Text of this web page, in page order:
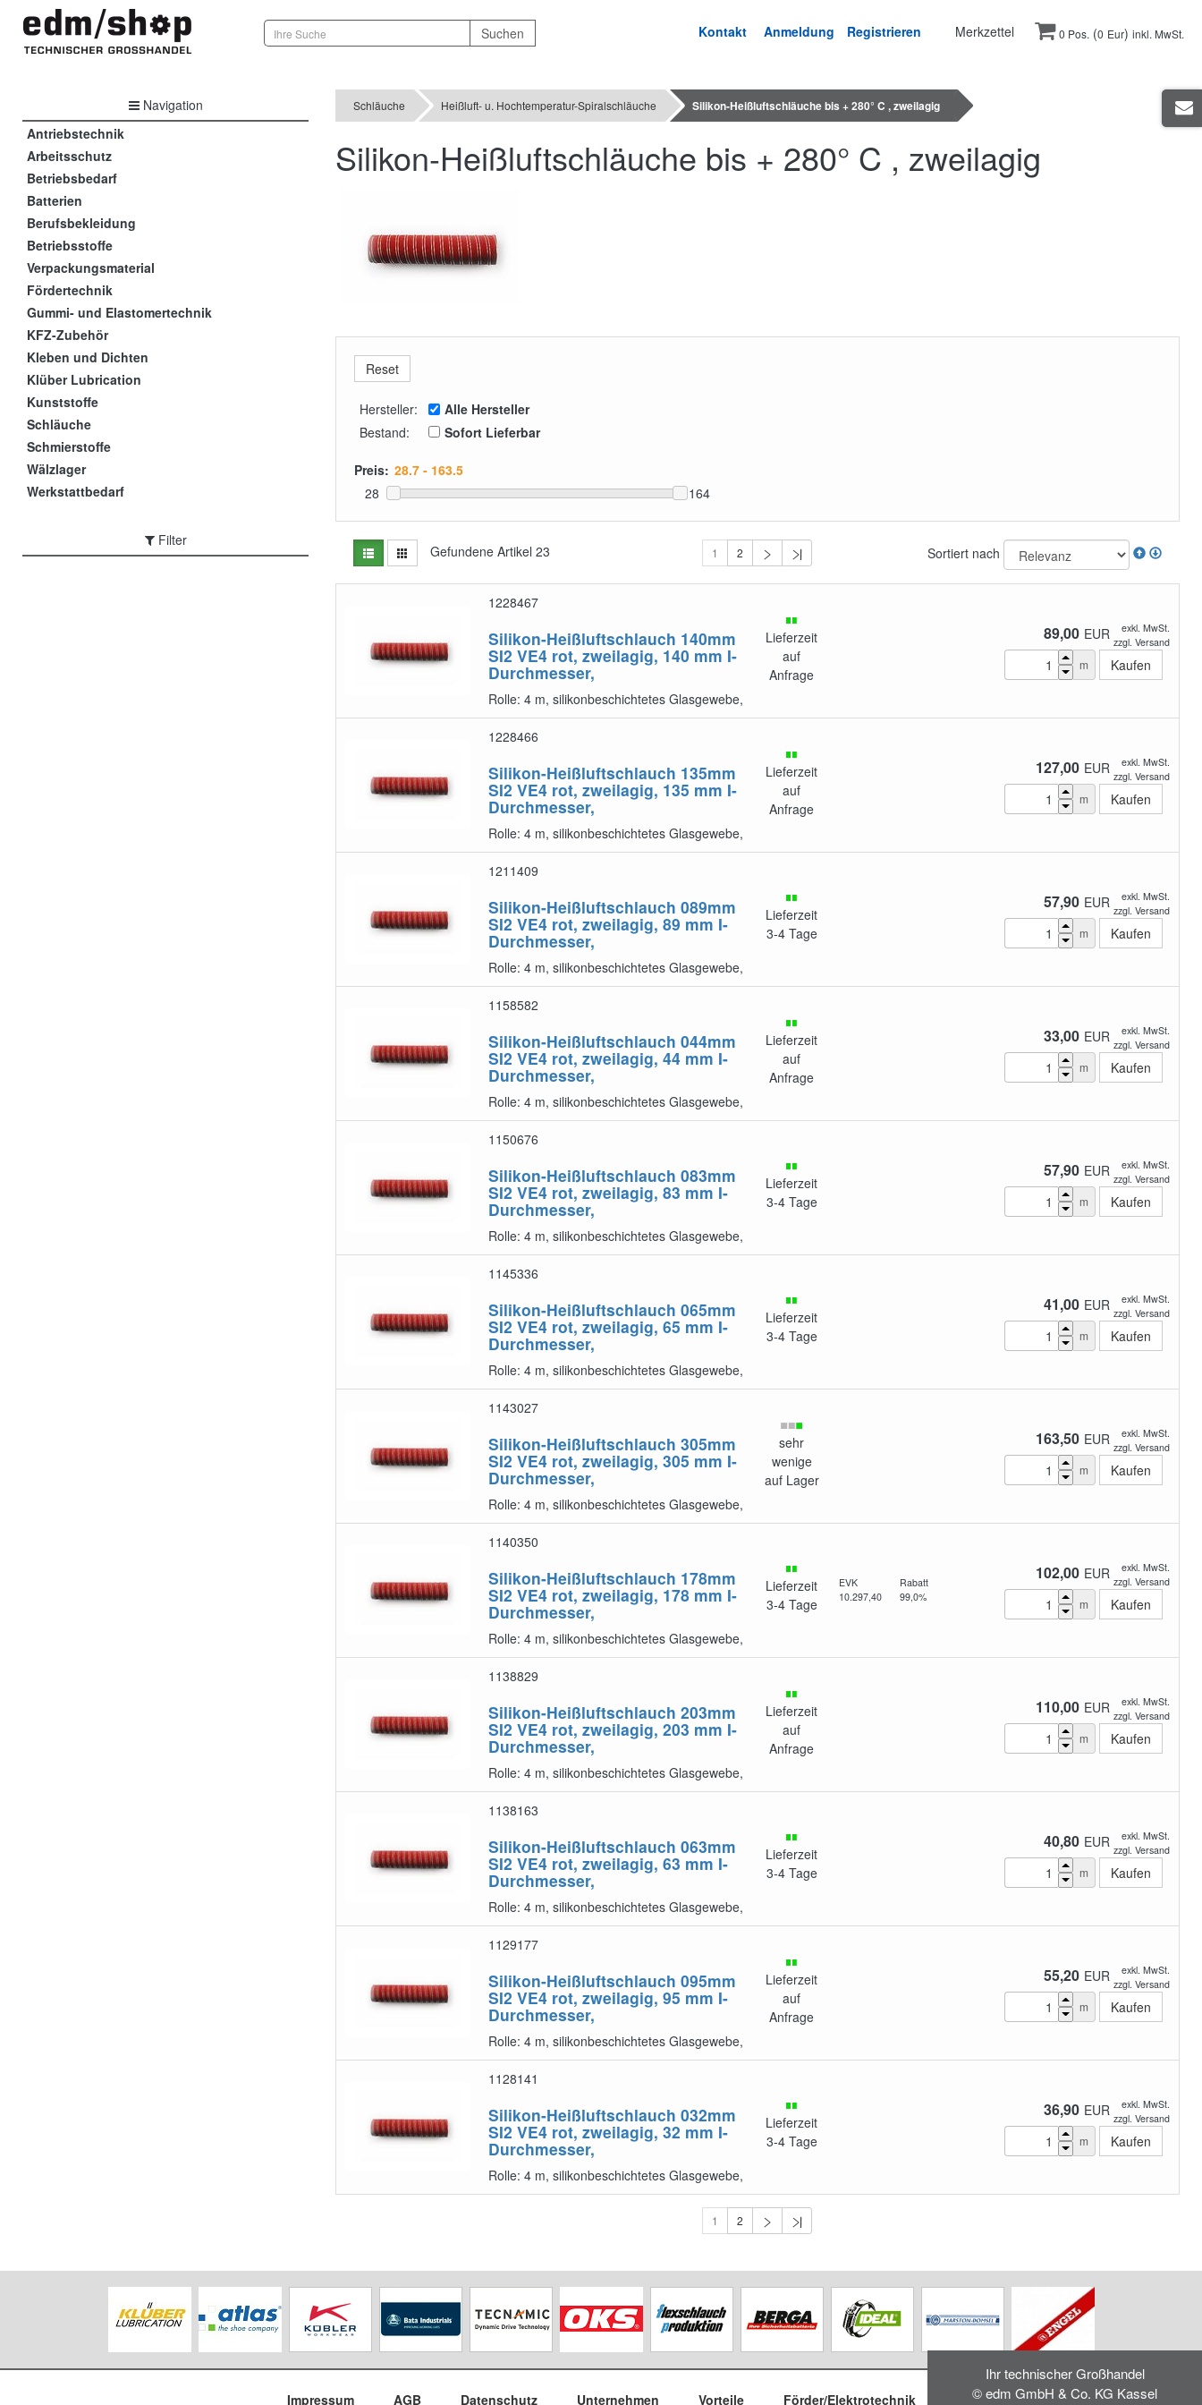
Kontakt Anmeldung Registrieren Merkzettel 0 Pos. (0 Eur) inkl. MwSt.
Navigation
Antriebstechnik
Arbeitsschutz
Betriebsbedarf
Batterien
Berufsbekleidung
Betriebsstoffe
Verpackungsmaterial
Fördertechnik
Gummi- und Elastomertechnik
KFZ-Zubehör
Kleben und Dichten
Klüber Lubrication
Kunststoffe
Schläuche
Schmierstoffe
Wälzlager
Werkstattbedarf
Filter
Schläuche Heißluft- u. Hochtemperatur-Spiralschläuche Silikon-Heißluftschläuche bis + 280° C , zweilagig
Silikon-Heißluftschläuche bis + 280° C , zweilagig
Hersteller:
Alle Hersteller
Bestand:
Sofort Lieferbar
Preis:
28
164
Gefundene Artikel 23 1 2 Sortiert nach
1228467
Silikon-Heißluftschlauch 140mm
SI2 VE4 rot, zweilagig, 140 mm I-
Durchmesser,
Rolle: 4 m, silikonbeschichtetes Glasgewebe,
Lieferzeit
auf
Anfrage
89,00 EUR
exkl. MwSt.
zzgl. Versand
m
1228466
Silikon-Heißluftschlauch 135mm
SI2 VE4 rot, zweilagig, 135 mm I-
Durchmesser,
Rolle: 4 m, silikonbeschichtetes Glasgewebe,
Lieferzeit
auf
Anfrage
127,00 EUR
exkl. MwSt.
zzgl. Versand
m
1211409
Silikon-Heißluftschlauch 089mm
SI2 VE4 rot, zweilagig, 89 mm I-
Durchmesser,
Rolle: 4 m, silikonbeschichtetes Glasgewebe,
Lieferzeit
3-4 Tage
57,90 EUR
exkl. MwSt.
zzgl. Versand
m
1158582
Silikon-Heißluftschlauch 044mm
SI2 VE4 rot, zweilagig, 44 mm I-
Durchmesser,
Rolle: 4 m, silikonbeschichtetes Glasgewebe,
Lieferzeit
auf
Anfrage
33,00 EUR
exkl. MwSt.
zzgl. Versand
m
1150676
Silikon-Heißluftschlauch 083mm
SI2 VE4 rot, zweilagig, 83 mm I-
Durchmesser,
Rolle: 4 m, silikonbeschichtetes Glasgewebe,
Lieferzeit
3-4 Tage
57,90 EUR
exkl. MwSt.
zzgl. Versand
m
1145336
Silikon-Heißluftschlauch 065mm
SI2 VE4 rot, zweilagig, 65 mm I-
Durchmesser,
Rolle: 4 m, silikonbeschichtetes Glasgewebe,
Lieferzeit
3-4 Tage
41,00 EUR
exkl. MwSt.
zzgl. Versand
m
1143027
Silikon-Heißluftschlauch 305mm
SI2 VE4 rot, zweilagig, 305 mm I-
Durchmesser,
Rolle: 4 m, silikonbeschichtetes Glasgewebe,
sehr
wenige
auf Lager
163,50 EUR
exkl. MwSt.
zzgl. Versand
m
1140350
Silikon-Heißluftschlauch 178mm
SI2 VE4 rot, zweilagig, 178 mm I-
Durchmesser,
Rolle: 4 m, silikonbeschichtetes Glasgewebe,
Lieferzeit
3-4 Tage
EVK
10.297,40
Rabatt
99,0%
102,00 EUR
exkl. MwSt.
zzgl. Versand
m
1138829
Silikon-Heißluftschlauch 203mm
SI2 VE4 rot, zweilagig, 203 mm I-
Durchmesser,
Rolle: 4 m, silikonbeschichtetes Glasgewebe,
Lieferzeit
auf
Anfrage
110,00 EUR
exkl. MwSt.
zzgl. Versand
m
1138163
Silikon-Heißluftschlauch 063mm
SI2 VE4 rot, zweilagig, 63 mm I-
Durchmesser,
Rolle: 4 m, silikonbeschichtetes Glasgewebe,
Lieferzeit
3-4 Tage
40,80 EUR
exkl. MwSt.
zzgl. Versand
m
1129177
Silikon-Heißluftschlauch 095mm
SI2 VE4 rot, zweilagig, 95 mm I-
Durchmesser,
Rolle: 4 m, silikonbeschichtetes Glasgewebe,
Lieferzeit
auf
Anfrage
55,20 EUR
exkl. MwSt.
zzgl. Versand
m
1128141
Silikon-Heißluftschlauch 032mm
SI2 VE4 rot, zweilagig, 32 mm I-
Durchmesser,
Rolle: 4 m, silikonbeschichtetes Glasgewebe,
Lieferzeit
3-4 Tage
36,90 EUR
exkl. MwSt.
zzgl. Versand
m
1 2
Impressum AGB Datenschutz Unternehmen Vorteile Förder/Elektrotechnik
Ihr technischer Großhandel
© edm GmbH & Co. KG Kassel